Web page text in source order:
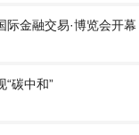
际金融交易·博览会开幕
“碳中和”